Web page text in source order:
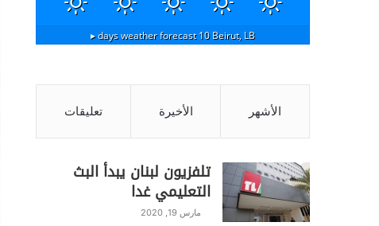
Beirut, LB
10 days weather forecast ▸
الأشهر الأخيرة تعليقات
تلفزيون لبنان يبدأ البث
التعليمي غدا
مارس 19, 2020